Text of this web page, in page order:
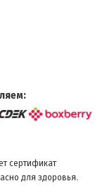
сертификат
для здоровья.